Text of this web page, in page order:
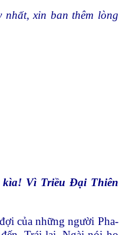
xin ban thêm lòng
kìa! Vì Triều Đại Thiên
của những người Pha-